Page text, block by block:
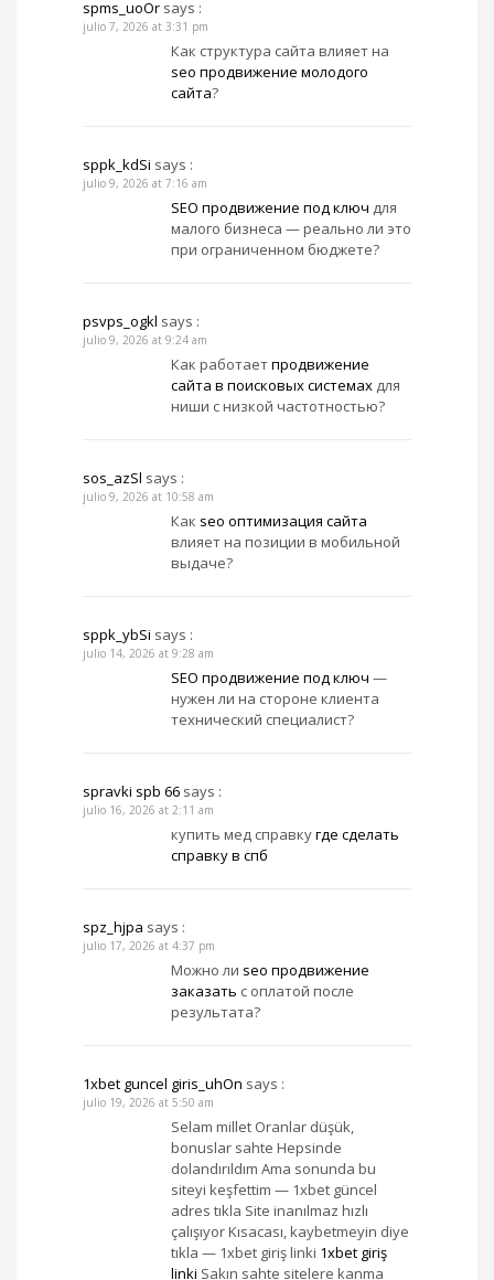
spms_uoOr says :
julio 7, 2026 at 3:31 pm
Как структура сайта влияет на
seo продвижение молодого
сайта?
sppk_kdSi says :
julio 9, 2026 at 7:16 am
SEO продвижение под ключ для
малого бизнеса — реально ли это
при ограниченном бюджете?
psvps_ogkl says :
julio 9, 2026 at 9:24 am
Как работаетпродвижение
сайта в поисковых системах для
ниши с низкой частотностью?
sos_azSl says :
julio 9, 2026 at 10:58 am
Как seo оптимизация сайта
влияет на позиции в мобильной
выдаче?
sppk_ybSi says :
julio 14, 2026 at 9:28 am
SEO продвижение под ключ —
нужен ли на стороне клиента
технический специалист?
spravki spb 66 says :
julio 16, 2026 at 2:11 am
купить мед справкугде сделать
справку в спб
spz_hjpa says :
julio 17, 2026 at 4:37 pm
Можно ли seo продвижение
заказать с оплатой после
результата?
1xbet guncel giris_uhOn says :
julio 19, 2026 at 5:50 am
Selam millet Oranlar düşük,
bonuslar sahte Hepsinde
dolandırıldım Ama sonunda bu
siteyi keşfettim — 1xbet güncel
adres tıkla Site inanılmaz hızlı
çalışıyor Kısacası, kaybetmeyin diye
tıkla — 1xbet giriş linki 1xbet giriş
linki Sakın sahte sitelere kanma